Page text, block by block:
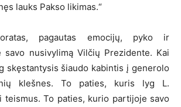
lauks Pakso likimas.“
pagautas emocijų, pyko ir
savo nusivylimą Vilčių Prezidente. Kai
skęstantysis šiaudo kabintis į generolo
klešnes. To paties, kuris lyg L.
teismus. To paties, kurio partijoje savo